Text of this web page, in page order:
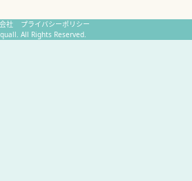
社
プライバシーポリシー
All Rights Reserved.